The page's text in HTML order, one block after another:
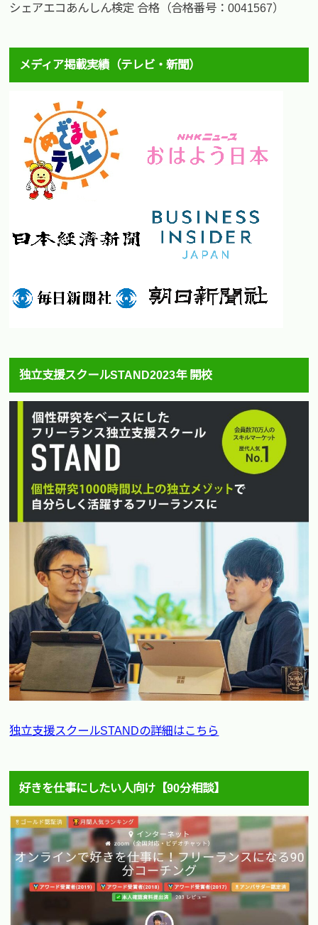
シェアエコあんしん検定 合格（合格番号：0041567）
メディア掲載実績（テレビ・新聞）
独立支援スクールSTAND2023年 開校
独立支援スクールSTANDの詳細はこちら
好きを仕事にしたい人向け【90分相談】